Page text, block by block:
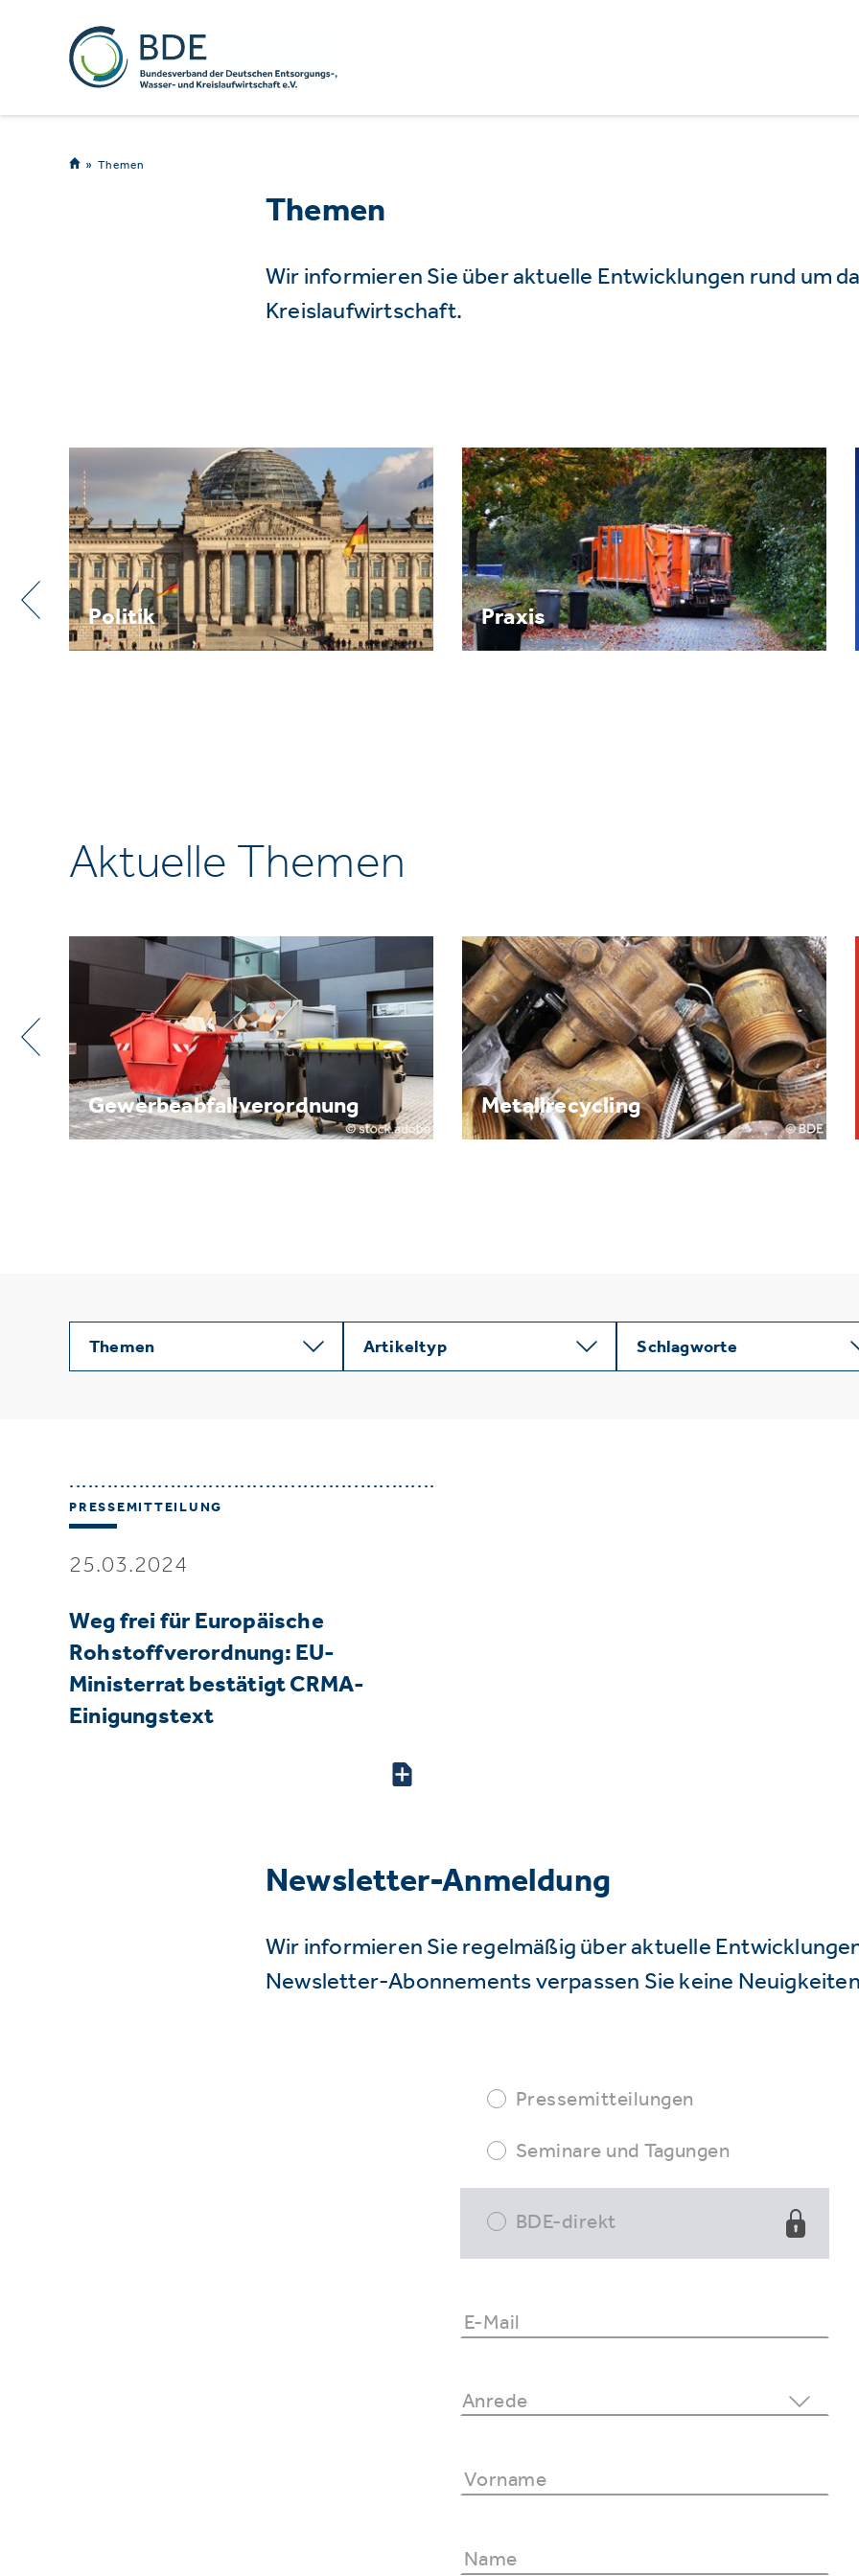
Themen
Themen
Wir informieren Sie über aktuelle Entwicklungen rund um
Kreislaufwirtschaft.
Praxis Recht
Aktuelle Themen
Metallrecycling Brennpunkt: Batterie
Themen Artikeltyp Schlagworte
PRESSEMITTEILUNG
25.03.2024
Weg frei für Europäische
Rohstoffverordnung: EU-
Ministerrat bestätigt CRMA-
Einigungstext
Newsletter-Anmeldung
Wir informieren Sie regelmäßig über aktuelle
Newsletter-Abonnements verpassen Sie keine
Pressemitteilungen
Seminare und Tagungen
BDE-direkt